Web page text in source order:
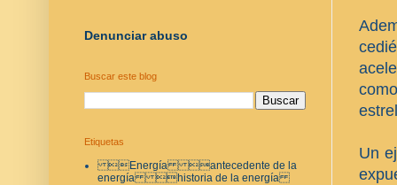
Un
Denunciar abuso
Buscar este blog
Etiquetas
Energía antecedente de la
energía historia de la energía